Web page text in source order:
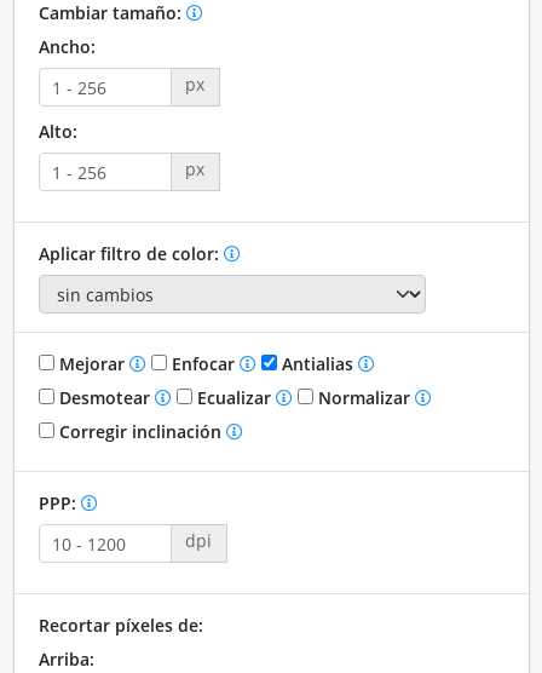
Cambiar tamaño:
Ancho:
px
Alto:
px
Aplicar filtro de color:
Mejorar Enfocar
Antialias
Desmotear
Ecualizar
Normalizar
Corregir inclinación
PPP:
dpi
Recortar píxeles de:
Arriba: